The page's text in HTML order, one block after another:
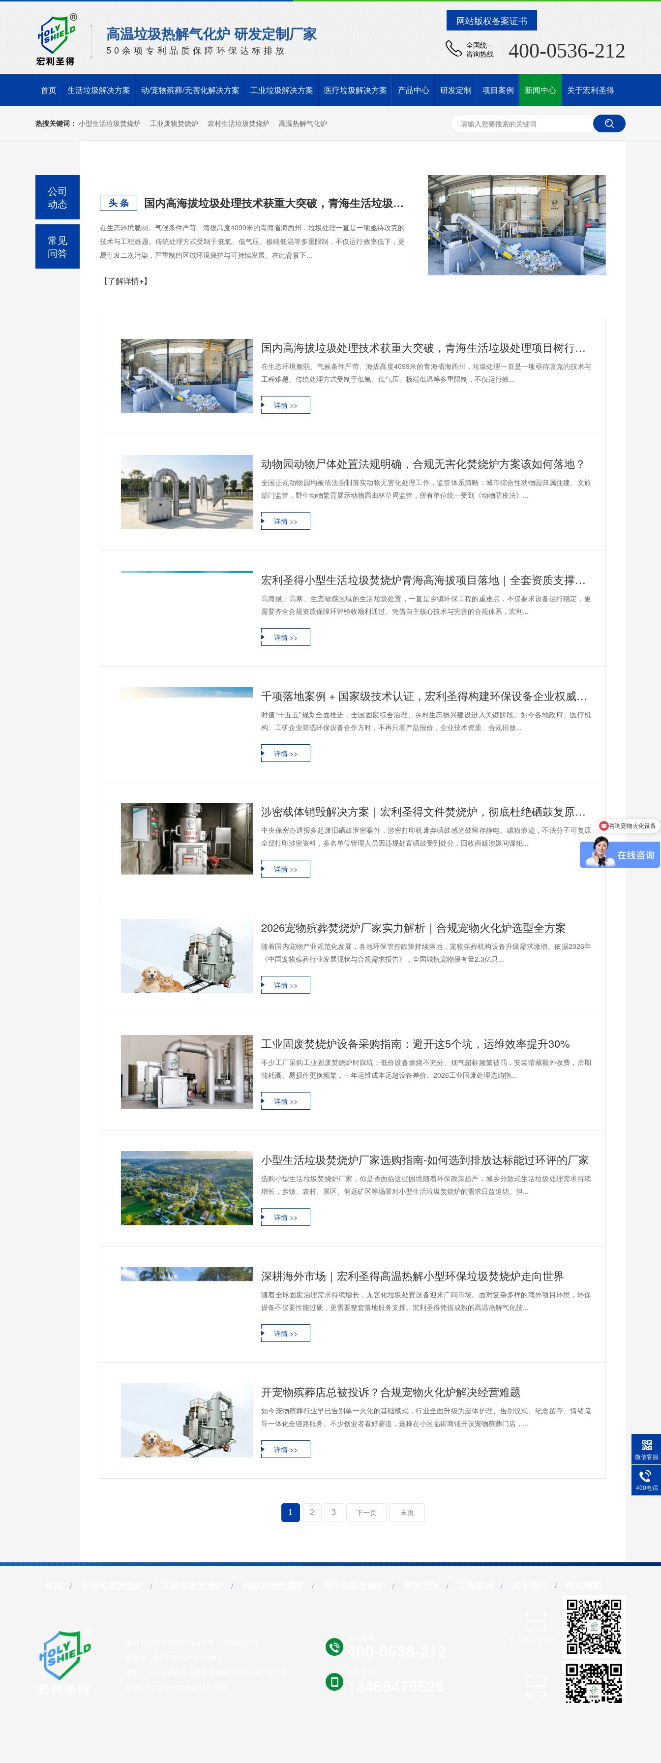
网站版权备案证书
高温垃圾热解气化炉 研发定制厂家
50余项专利品质保障环保达标排放
全国统一
咨询热线
400-0536-212
首页 生活垃圾解决方案 动/宠物殡葬/无害化解决方案 工业垃圾解决方案 医疗垃圾解决方案 产品中心 研发定制 项目案例 新闻中心 关于宏利圣得
热搜关键词： 小型生活垃圾焚烧炉 工业废物焚烧炉 农村生活垃圾焚烧炉 高温热解气化炉
头 条 国内高海拔垃圾处理技术获重大突破，青海生活垃圾处理项目树行业新标杆
在生态环境脆弱、气候条件严苛、海拔高度4099米的青海省海西州，垃圾处理一直是一项亟待攻克的
技术与工程难题。传统处理方式受制于低氧、低气压、极端低温等多重限制，不仅运行效率低下，更
易引发二次污染，严重制约区域环境保护与可持续发展。在此背景下...
【了解详情+】
国内高海拔垃圾处理技术获重大突破，青海生活垃圾处理项目树行业新标杆
在生态环境脆弱、气候条件严苛、海拔高度4099米的青海省海西州，垃圾处理一直是一项亟待攻克的技术与
工程难题。传统处理方式受制于低氧、低气压、极端低温等多重限制，不仅运行效...
详情 >>
动物园动物尸体处置法规明确，合规无害化焚烧炉方案该如何落地？
全国正规动物园均被依法强制落实动物无害化处理工作，监管体系清晰：城市综合性动物园归属住建、文旅
部门监管，野生动物繁育展示动物园由林草局监管，所有单位统一受到《动物防疫法》...
详情 >>
宏利圣得小型生活垃圾焚烧炉青海高海拔项目落地｜全套资质支撑环保验收
高海拔、高寒、生态敏感区域的生活垃圾处置，一直是乡镇环保工程的重难点，不仅要求设备运行稳定，更
需要齐全合规资质保障环评验收顺利通过。凭借自主核心技术与完善的合规体系，宏利...
详情 >>
千项落地案例 + 国家级技术认证，宏利圣得构建环保设备企业权威信用背书
时值“十五五”规划全面推进，全国固废综合治理、乡村生态振兴建设进入关键阶段。如今各地政府、医疗机
构、工矿企业筛选环保设备合作方时，不再只看产品报价，企业技术资质、合规排放...
详情 >>
涉密载体销毁解决方案｜宏利圣得文件焚烧炉，彻底杜绝硒鼓复原泄密风险
中央保密办通报多起废旧硒鼓泄密案件，涉密打印机废弃硒鼓感光鼓留存静电、碳粉痕迹，不法分子可复原
全部打印涉密资料，多名单位管理人员因违规处置硒鼓受到处分，回收商贩涉嫌间谍犯...
详情 >>
2026宠物殡葬焚烧炉厂家实力解析｜合规宠物火化炉选型全方案
随着国内宠物产业规范化发展，各地环保管控政策持续落地，宠物殡葬机构设备升级需求激增。依据2026年
《中国宠物殡葬行业发展现状与合规需求报告》，全国城镇宠物保有量2.3亿只...
详情 >>
工业固废焚烧炉设备采购指南：避开这5个坑，运维效率提升30%
不少工厂采购工业固废焚烧炉时踩坑：低价设备燃烧不充分、烟气超标频繁被罚，安装暗藏额外收费，后期
能耗高、易损件更换频繁，一年运维成本远超设备差价。2026工业固废处理选购指...
详情 >>
小型生活垃圾焚烧炉厂家选购指南-如何选到排放达标能过环评的厂家
选购小型生活垃圾焚烧炉厂家，你是否面临这些困境随着环保政策趋严，城乡分散式生活垃圾处理需求持续
增长，乡镇、农村、景区、偏远矿区等场景对小型生活垃圾焚烧炉的需求日益迫切。但...
详情 >>
深耕海外市场｜宏利圣得高温热解小型环保垃圾焚烧炉走向世界
随着全球固废治理需求持续增长，无害化垃圾处置设备迎来广阔市场。面对复杂多样的海外项目环境，环保
设备不仅要性能过硬，更需要整套落地服务支撑。宏利圣得凭借成熟的高温热解气化技...
详情 >>
开宠物殡葬店总被投诉？合规宠物火化炉解决经营难题
如今宠物殡葬行业早已告别单一火化的基础模式，行业全面升级为遗体护理、告别仪式、纪念留存、情绪疏
导一体化全链路服务。不少创业者看好赛道，选择在小区临街商铺开设宠物殡葬门店，...
详情 >>
1 2 3 下一页 末页
公司
动态
常见
问答
微信客服
400电话
咨询宠物火化设备